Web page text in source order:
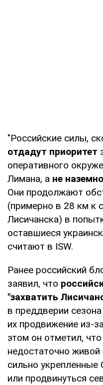
"Российские силы,
отдадут приоритет
оперативного
Лимана, а не
Они продолжают
(примерно в 28 км к
Лисичанска) в
оставшиеся
считают в ISW.
Ранее российский
заявил, что
"захватить
в преддверии
их продвижение из-
этом он отметил,
недостаточно
сильно
или продвинуться